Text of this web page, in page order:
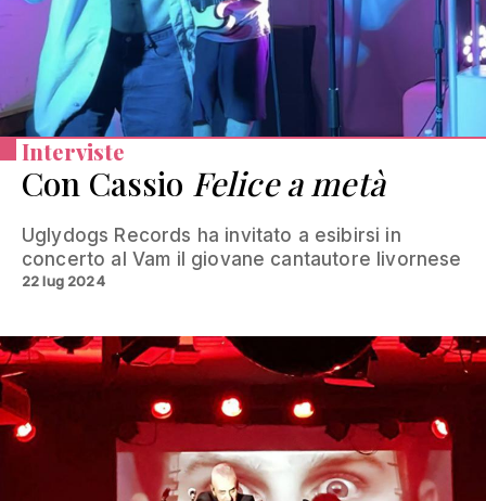
Interviste
Con Cassio Felice a metà
Uglydogs Records ha invitato a esibirsi in
concerto al Vam il giovane cantautore livornese
22 lug 2024